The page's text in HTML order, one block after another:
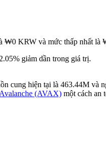
₩0 KRW và mức thấp nhất
giảm dần trong giá trị.
cung hiện tại là 463.44M và
(AVAX) một cách an